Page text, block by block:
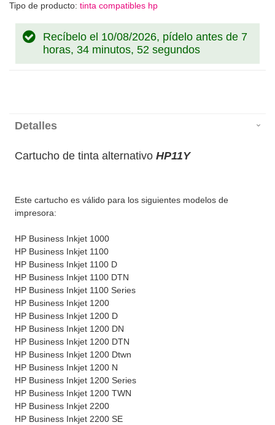
Tipo de producto: tinta compatibles hp
Recíbelo el 10/08/2026, pídelo antes de 7
horas, 34 minutos, 51 segundos
Detalles
Cartucho de tinta alternativo HP11Y
Este cartucho es válido para los siguientes modelos de
impresora:
HP Business Inkjet 1000
HP Business Inkjet 1100
HP Business Inkjet 1100 D
HP Business Inkjet 1100 DTN
HP Business Inkjet 1100 Series
HP Business Inkjet 1200
HP Business Inkjet 1200 D
HP Business Inkjet 1200 DN
HP Business Inkjet 1200 DTN
HP Business Inkjet 1200 Dtwn
HP Business Inkjet 1200 N
HP Business Inkjet 1200 Series
HP Business Inkjet 1200 TWN
HP Business Inkjet 2200
HP Business Inkjet 2200 SE